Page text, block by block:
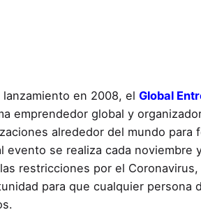
lanzamiento en 2008, el Global
emprendedor global y
alrededor del mundo
evento se realiza cada noviembre
restricciones por el
para que cualquier persona